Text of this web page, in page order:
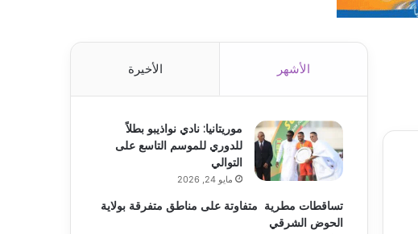
الأشهر الأخيرة
موريتانيا: نادي نواذيبو بطلاً
للدوري للموسم التاسع على
التوالي
مايو 24, 2026
تساقطات مطرية متفاوتة على مناطق متفرقة بولاية
الحوض الشرقي